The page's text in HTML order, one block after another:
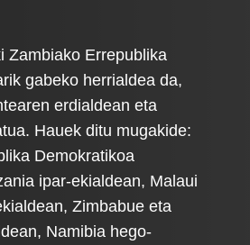
Zambiako Errepublika
gabeko herrialdea da,
erdialdean eta
Hauek ditu mugakide:
Demokratikoa
ipar-ekialdean, Malaui
Zimbabue eta
Namibia hego-